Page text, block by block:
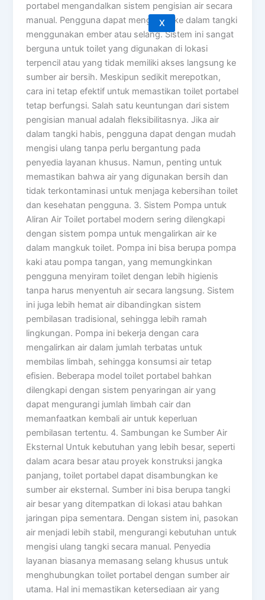
X
portabel mengandalkan sistem pengisian air secara
manual. Pengguna dapat mengisi air ke dalam tangki
menggunakan ember atau selang. Sistem ini sangat
berguna untuk toilet yang digunakan di lokasi
terpencil atau yang tidak memiliki akses langsung ke
sumber air bersih. Meskipun sedikit merepotkan,
cara ini tetap efektif untuk memastikan toilet portabel
tetap berfungsi. Salah satu keuntungan dari sistem
pengisian manual adalah fleksibilitasnya. Jika air
dalam tangki habis, pengguna dapat dengan mudah
mengisi ulang tanpa perlu bergantung pada
penyedia layanan khusus. Namun, penting untuk
memastikan bahwa air yang digunakan bersih dan
tidak terkontaminasi untuk menjaga kebersihan toilet
dan kesehatan pengguna. 3. Sistem Pompa untuk
Aliran Air Toilet portabel modern sering dilengkapi
dengan sistem pompa untuk mengalirkan air ke
dalam mangkuk toilet. Pompa ini bisa berupa pompa
kaki atau pompa tangan, yang memungkinkan
pengguna menyiram toilet dengan lebih higienis
tanpa harus menyentuh air secara langsung. Sistem
ini juga lebih hemat air dibandingkan sistem
pembilasan tradisional, sehingga lebih ramah
lingkungan. Pompa ini bekerja dengan cara
mengalirkan air dalam jumlah terbatas untuk
membilas limbah, sehingga konsumsi air tetap
efisien. Beberapa model toilet portabel bahkan
dilengkapi dengan sistem penyaringan air yang
dapat mengurangi jumlah limbah cair dan
memanfaatkan kembali air untuk keperluan
pembilasan tertentu. 4. Sambungan ke Sumber Air
Eksternal Untuk kebutuhan yang lebih besar, seperti
dalam acara besar atau proyek konstruksi jangka
panjang, toilet portabel dapat disambungkan ke
sumber air eksternal. Sumber ini bisa berupa tangki
air besar yang ditempatkan di lokasi atau bahkan
jaringan pipa sementara. Dengan sistem ini, pasokan
air menjadi lebih stabil, mengurangi kebutuhan untuk
mengisi ulang tangki secara manual. Penyedia
layanan biasanya memasang selang khusus untuk
menghubungkan toilet portabel dengan sumber air
utama. Hal ini memastikan ketersediaan air yang